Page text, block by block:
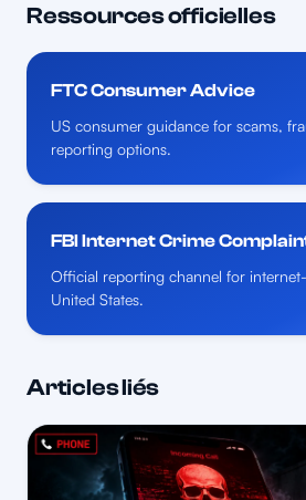
Ressources officielles
FTC Consumer Advice
US consumer guidance for scams,
reporting options.
FBI Internet Crime
Official reporting channel for
United States.
Articles liés